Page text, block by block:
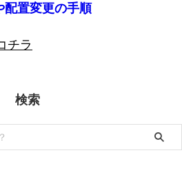
配置変更の手順
チラ
検索